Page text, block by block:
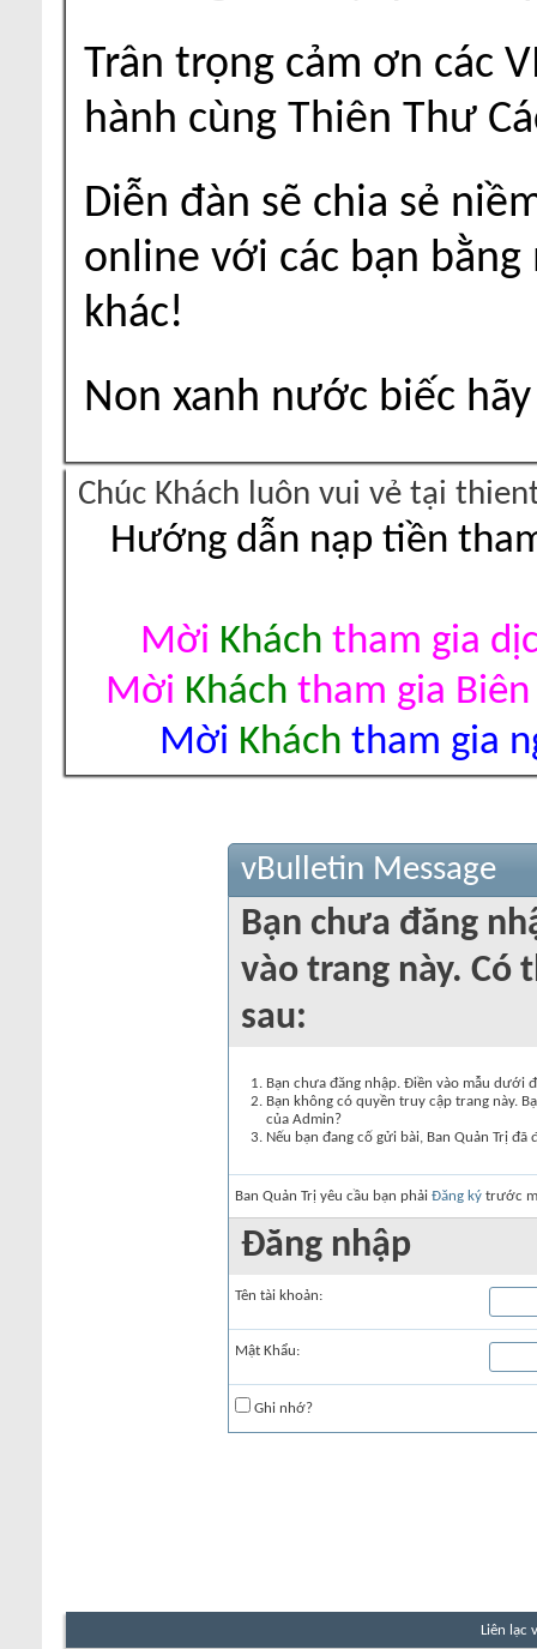
Trân trọng cảm ơn các
hành cùng Thiên Thư
Diễn đàn sẽ chia sẻ
online với các bạn
khác!
Non xanh nước biếc
Chúc Khách luôn vui vẻ tại
Hướng dẫn nạp tiền
Mời Khách tham gia
Mời Khách tham gia
Mời Khách tham gia
vBulletin Message
Bạn chưa đăng
vào trang này. Có
sau:
Bạn chưa đăng nhập. Điền vào mẫu dưới
Bạn không có quyền truy cập trang này.
của Admin?
Nếu bạn đang cố gửi bài, Ban Quản Trị
Ban Quản Trị yêu cầu bạn phải Đăng ký trước
Đăng nhập
Tên tài khoản:
Mật Khẩu:
Ghi nhớ?
Liên lạc